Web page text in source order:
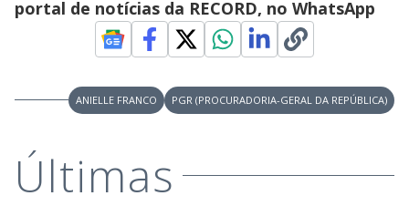
portal de notícias da RECORD, no WhatsApp
ANIELLE FRANCO PGR (PROCURADORIA-GERAL DA REPÚBLICA)
Últimas